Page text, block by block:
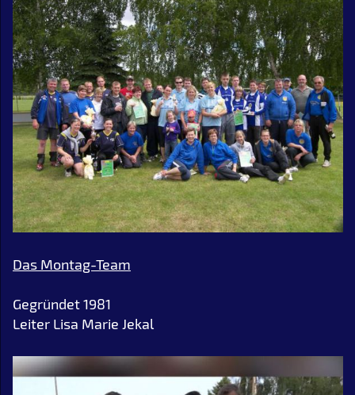
Das Montag-Team
Gegründet 1981
Leiter Lisa Marie Jekal